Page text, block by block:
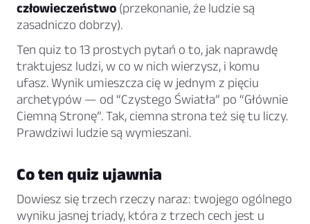
człowieczeństwo (przekonanie, że ludzie są
zasadniczo dobrzy).
Ten quiz to 13 prostych pytań o to, jak naprawdę
traktujesz ludzi, w co w nich wierzysz, i komu
ufasz. Wynik umieszcza cię w jednym z pięciu
archetypów — od “Czystego Światła” po “Głównie
Ciemną Stronę”. Tak, ciemna strona też się tu liczy.
Prawdziwi ludzie są wymieszani.
Co ten quiz ujawnia
Dowiesz się trzech rzeczy naraz: twojego ogólnego
wyniku jasnej triady, która z trzech cech jest u